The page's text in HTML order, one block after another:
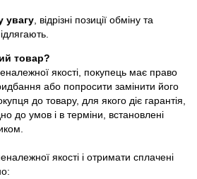
увагу, відрізні позиції обміну та
товар?
якості, покупець має право
або попросити замінити його
до товару, для якого діє гарантія,
до умов і в терміни, встановлені
якості і отримати сплачені